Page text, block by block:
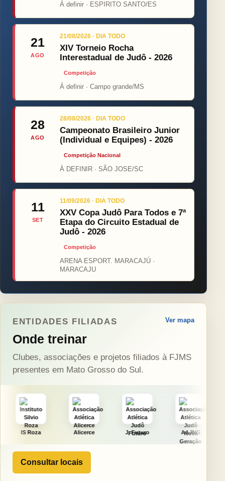
Á definir · ESPIRITO SANTO/ES
21
AGO
21/08/2026 · DIA TODO
XIV Torneio Rocha
Interestadual de Judô - 2026
Competição
Á definir · Campo grande/MS
28
AGO
28/08/2026 · DIA TODO
Campeonato Brasileiro Junior
(Individual e Equipes) - 2026
Competição Nacional
À DEFINIR · SÃO JOSE/SC
11
SET
11/09/2026 · DIA TODO
XXV Copa Judô Para Todos e 7ª
Etapa do Circuito Estadual de
Judô - 2026
Competição
ARENA ESPORT. MARACAJÚ ·
MARACAJU
ENTIDADES FILIADAS
Onde treinar
Ver mapa
Clubes, associações e projetos filiados à FJMS
presentes em Mato Grosso do Sul.
Alicerce J. Futuro AAJNG TSURU
Consultar locais